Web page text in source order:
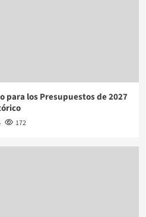
para los Presupuestos de 2027
172